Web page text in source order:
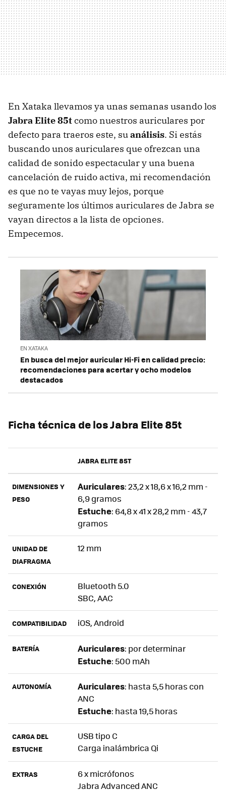
En Xataka llevamos ya unas semanas usando los
Jabra Elite 85tcomo nuestros auriculares por
defecto para traeros este, suanálisis. Si estás
buscando unos auriculares que ofrezcan una
calidad de sonido espectacular y una buena
cancelación de ruido activa, mi recomendación
es que no te vayas muy lejos, porque
seguramente los últimos auriculares de Jabra se
vayan directos a la lista de opciones.
Empecemos.
EN XATAKA
En busca del mejor auricular Hi-Fi en calidad precio:
recomendaciones para acertar y ocho modelos
destacados
Ficha técnica de los Jabra Elite 85t
JABRA ELITE 85T
DIMENSIONES Y
PESO
Auriculares: 23,2 x 18,6 x 16,2 mm -
6,9 gramos
Estuche: 64,8 x 41 x 28,2 mm - 43,7
gramos
UNIDAD DE
DIAFRAGMA
12 mm
CONEXIÓN
Bluetooth 5.0
SBC, AAC
COMPATIBILIDAD iOS, Android
BATERÍA Auriculares: por determinar
Estuche: 500 mAh
AUTONOMÍA Auriculares: hasta 5,5 horas con
ANC
Estuche: hasta 19,5 horas
CARGA DEL
ESTUCHE
USB tipo C
Carga inalámbrica Qi
EXTRAS
6 x micrófonos
Jabra Advanced ANC